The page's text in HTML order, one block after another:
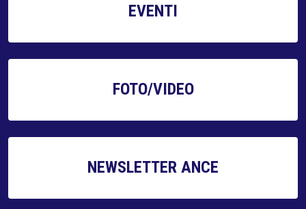
EVENTI
FOTO/VIDEO
NEWSLETTER ANCE